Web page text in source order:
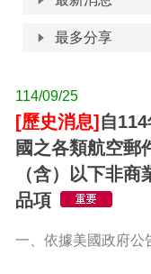
最多分享
114/09/25
[歷史消息] 自
國之各類航空郵
（含）以下非
品項
一、依據美國政府公